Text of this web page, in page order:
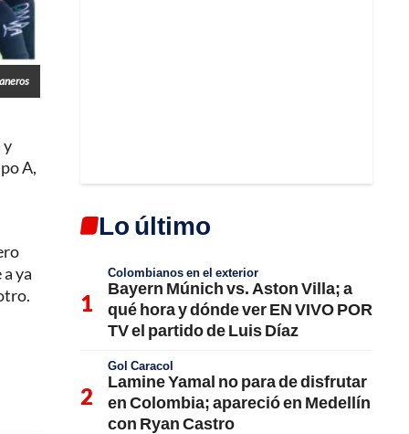
y
A,
a ya
Lo último
Colombianos en el exterior
Bayern Múnich vs. Aston Villa; a
qué hora y dónde ver EN VIVO POR
TV el partido de Luis Díaz
Gol Caracol
Lamine Yamal no para de disfrutar
en Colombia; apareció en Medellín
con Ryan Castro